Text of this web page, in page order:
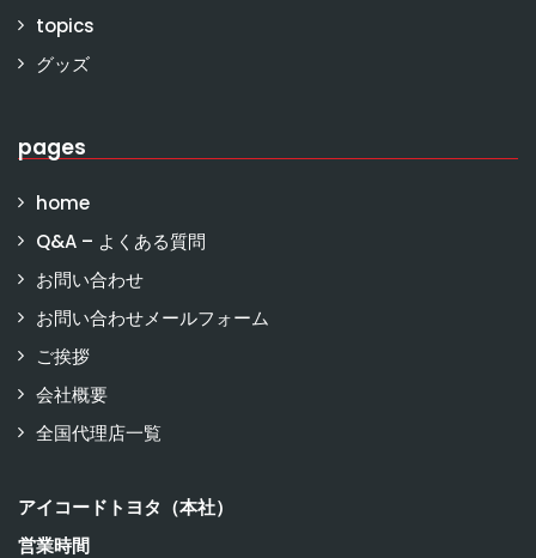
topics
グッズ
pages
home
Q&A – よくある質問
お問い合わせ
お問い合わせメールフォーム
ご挨拶
会社概要
全国代理店一覧
アイコードトヨタ（本社）
営業時間